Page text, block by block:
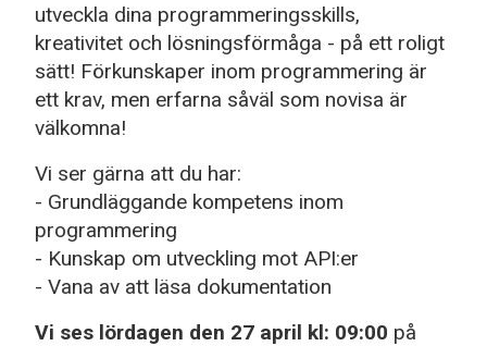
utveckla dina programmeringsskills,
kreativitet och lösningsförmåga - på ett roligt
sätt! Förkunskaper inom programmering är
ett krav, men erfarna såväl som novisa är
välkomna!
Vi ser gärna att du har:
- Grundläggande kompetens inom
programmering
- Kunskap om utveckling mot API:er
- Vana av att läsa dokumentation
Vi ses lördagen den 27 april kl: 09:00 på